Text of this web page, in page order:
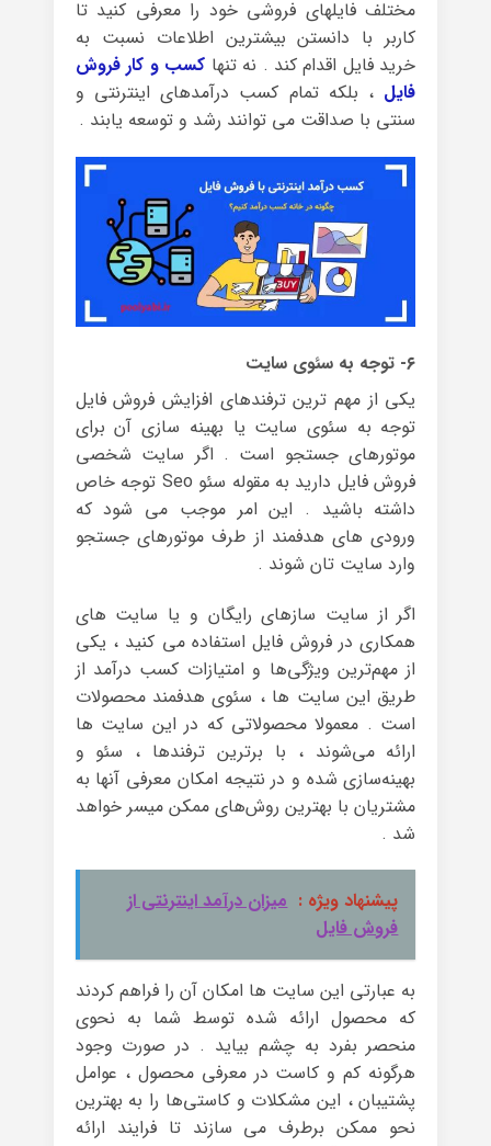
مختلف فایلهای فروشی خود را معرفی کنید تا
کاربر با دانستن بیشترین اطلاعات نسبت به
خرید فایل اقدام کند . نه تنها کسب و کار فروش
فایل ، بلکه تمام کسب درآمدهای اینترنتی و
سنتی با صداقت می توانند رشد و توسعه یابند .
۶- توجه به سئوی سایت
یکی از مهم ترین ترفندهای افزایش فروش فایل
توجه به سئوی سایت یا بهینه سازی آن برای
موتورهای جستجو است . اگر سایت شخصی
فروش فایل دارید به مقوله سئو Seo توجه خاص
داشته باشید . این امر موجب می شود که
ورودی های هدفمند از طرف موتورهای جستجو
وارد سایت تان شوند .
اگر از سایت سازهای رایگان و یا سایت های
همکاری در فروش فایل استفاده می کنید ، یکی
از مهم‌ترین ویژگی‌ها و امتیازات کسب درآمد از
طریق این سایت ها ، سئوی هدفمند محصولات
است . معمولا محصولاتی که در این سایت ها
ارائه می‌شوند ، با برترین ترفندها ، سئو و
بهینه‌سازی شده و در نتیجه امکان معرفی آنها به
مشتریان با بهترین روش‌های ممکن میسر خواهد
شد .
پیشنهاد ویژه : میزان درآمد اینترنتی از
فروش فایل
به عبارتی این سایت ها امکان آن را فراهم کردند
که محصول ارائه شده توسط شما به نحوی
منحصر بفرد به چشم بیاید . در صورت وجود
هرگونه کم و کاست در معرفی محصول ، عوامل
پشتیبان ، این مشکلات و کاستی‌ها را به بهترین
نحو ممکن برطرف می سازند تا فرایند ارائه‌